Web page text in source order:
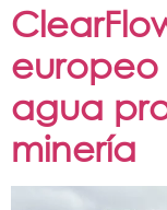
agua
minería